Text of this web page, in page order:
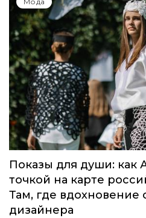
Показы для души: как
точкой на карте
Там, где вдохновение
дизайнера